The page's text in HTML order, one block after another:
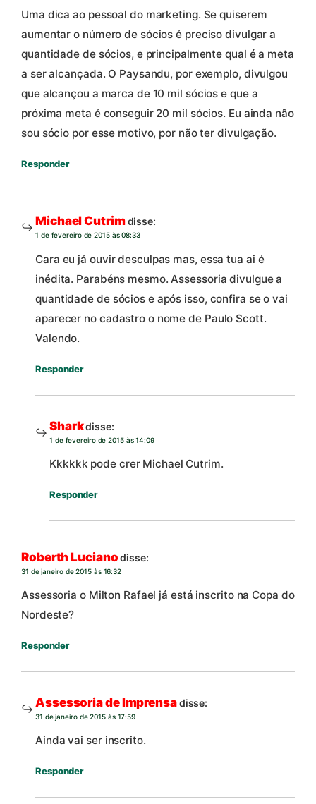
Uma dica ao pessoal do marketing. Se quiserem
aumentar o número de sócios é preciso divulgar a
quantidade de sócios, e principalmente qual é a meta
a ser alcançada. O Paysandu, por exemplo, divulgou
que alcançou a marca de 10 mil sócios e que a
próxima meta é conseguir 20 mil sócios. Eu ainda não
sou sócio por esse motivo, por não ter divulgação.
Responder
Michael Cutrimdisse:
1 de fevereiro de 2015 às 08:33
Cara eu já ouvir desculpas mas, essa tua ai é
inédita. Parabéns mesmo. Assessoria divulgue a
quantidade de sócios e após isso, confira se o vai
aparecer no cadastro o nome de Paulo Scott.
Valendo.
Responder
Sharkdisse:
1 de fevereiro de 2015 às 14:09
Kkkkkk pode crer Michael Cutrim.
Responder
Roberth Luciano disse:
31 de janeiro de 2015 às 16:32
Assessoria o Milton Rafael já está inscrito na Copa do
Nordeste?
Responder
Assessoria de Imprensadisse:
31 de janeiro de 2015 às 17:59
Ainda vai ser inscrito.
Responder